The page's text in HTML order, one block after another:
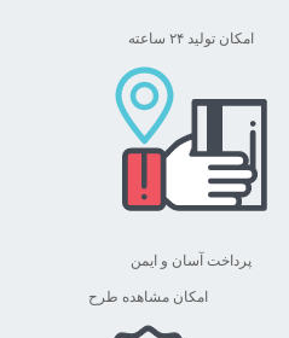
امکان تولید ۲۴ ساعته
پرداخت آسان و ایمن
امکان مشاهده طرح